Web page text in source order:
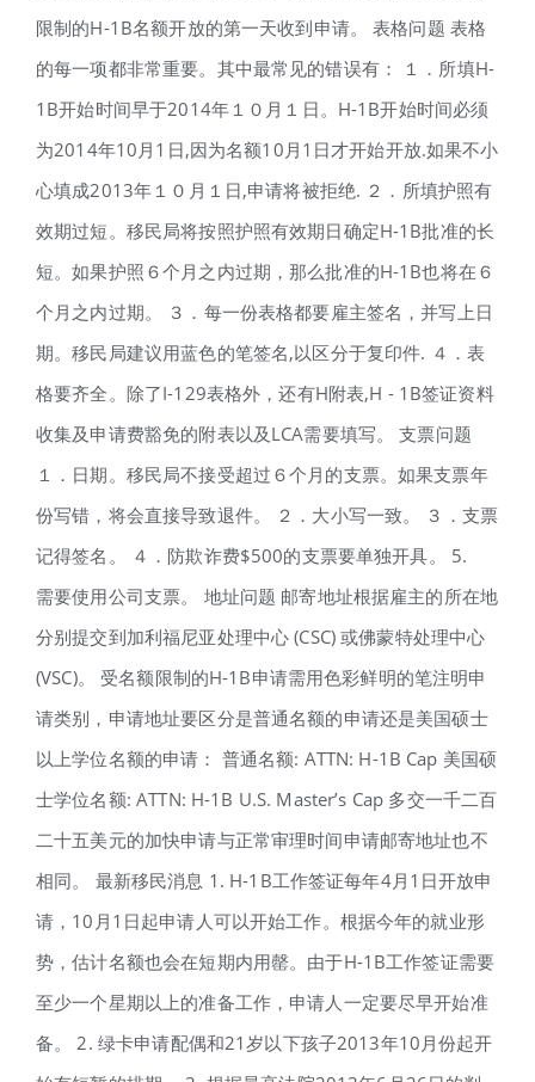
限制的H-1B名额开放的第一天收到申请。 表格问题 表格
的每一项都非常重要。其中最常见的错误有： １．所填H-
1B开始时间早于2014年１０月１日。H-1B开始时间必须
为2014年10月1日,因为名额10月1日才开始开放.如果不小
心填成2013年１０月１日,申请将被拒绝. ２．所填护照有
效期过短。移民局将按照护照有效期日确定H-1B批准的长
短。如果护照６个月之内过期，那么批准的H-1B也将在６
个月之内过期。 ３．每一份表格都要雇主签名，并写上日
期。移民局建议用蓝色的笔签名,以区分于复印件. ４．表
格要齐全。除了I-129表格外，还有H附表,H - 1B签证资料
收集及申请费豁免的附表以及LCA需要填写。 支票问题
１．日期。移民局不接受超过６个月的支票。如果支票年
份写错，将会直接导致退件。 ２．大小写一致。 ３．支票
记得签名。 ４．防欺诈费$500的支票要单独开具。 5.
需要使用公司支票。 地址问题 邮寄地址根据雇主的所在地
分别提交到加利福尼亚处理中心 (CSC) 或佛蒙特处理中心
(VSC)。 受名额限制的H-1B申请需用色彩鲜明的笔注明申
请类别，申请地址要区分是普通名额的申请还是美国硕士
以上学位名额的申请： 普通名额: ATTN: H-1B Cap 美国硕
士学位名额: ATTN: H-1B U.S. Master’s Cap 多交一千二百
二十五美元的加快申请与正常审理时间申请邮寄地址也不
相同。 最新移民消息 1. H-1B工作签证每年4月1日开放申
请，10月1日起申请人可以开始工作。根据今年的就业形
势，估计名额也会在短期内用罄。由于H-1B工作签证需要
至少一个星期以上的准备工作，申请人一定要尽早开始准
备。 2. 绿卡申请配偶和21岁以下孩子2013年10月份起开